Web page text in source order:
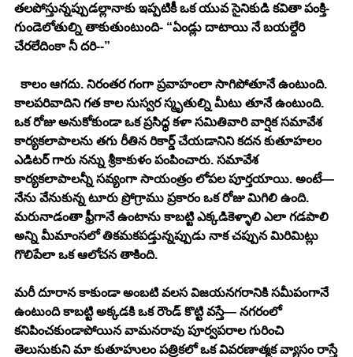
తలపోస్తున్నప్పుడల్లానాకు ఇప్పటికీ ఒక యువ సైనికుడి కవితా పంక్తి-
గుండెలోతుల్ని తాకుతుంటుంది- “ఏండ్లు దాటాయి నే బయల్దేరి
చేరలేదింకా నీ దరి--”
కాలం ఆగదు. నిరంతర గంగా ప్రవాహంలా సాగిపోతూనే ఉంటుంది.
కాలపరివాదిని గత కాల సుస్వర స్మృతుల్ని మీటు తూనే ఉంటుంది.
ఒక రోజు అనుకోకుండా ఒక ప్రసిధ్ధ కళా సమితివారి వార్షిక సమావేశ
కార్యకలాపాలను తగు రీతిన రికార్డ్ చేయడానిని కదన కుతూహలం
ఎడిటర్ గారు నన్ను శ్రీకాకుళం పంపించారు. సమావేశ
కార్యకలాపాలన్నీ సవ్యంగా సాయంత్రం లోపల పూర్తయాయి. అంటే—
నేను వేనుకున్న టూరు ప్రోగ్రాము ప్రకారం ఒక రోజు మిగిలి ఉంది.
మరునాడంతా ఫ్రీగానే ఉంటాను కాబట్టి ఎక్కడికెళ్ళాలి ఎలా గడపాలి
అన్ని మీమాంసలో తికమకపడ్తున్నప్పుడు నాక చప్పున మిరిమిట్లు
గొలిపేలా ఒక ఆలోచన తాకింది.
మరీ దూరాన కాకుండా అంబటి వలస విజయనగరానికి సమీపంగానే
ఉంటుంది కాబట్టి అక్కడకి ఒక రౌండ్ కొట్టి వస్తే— నగరంలో
కనిపించకుండాపోయిన వామనరావు పూర్వపరాల గురించి
తెలుసుకుని మా కుతూహులం పత్రికలో ఒక వివరణాత్మక వ్యాసం రాస్తే